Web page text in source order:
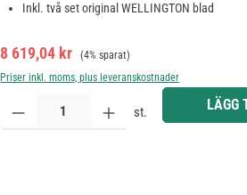
Inkl. två set original WELLINGTON blad
Försäljningspris:
8 619,04 kr Ordinarie pris:
(4% sparat)
Priser inkl. moms, plus leveranskostnader
Produktkvantitet: Ange önskat belopp eller
st. LÄGG